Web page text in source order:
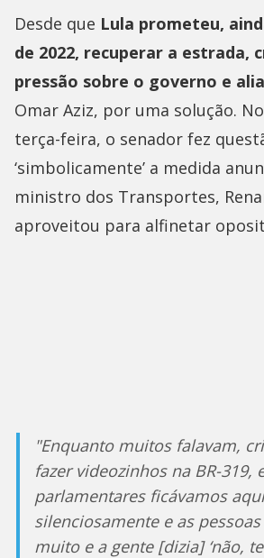
Desde que Lula prometeu,
de 2022, recuperar a estrada,
pressão sobre o governo e
Omar Aziz, por uma solução.
terça-feira, o senador fez
‘simbolicamente’ a medida
ministro dos Transportes,
aproveitou para alfinetar
"Enquanto muitos falavam,
fazer videozinhos na BR-319,
parlamentares ficávamos
silenciosamente e as
muito e a gente [dizia] ‘não,